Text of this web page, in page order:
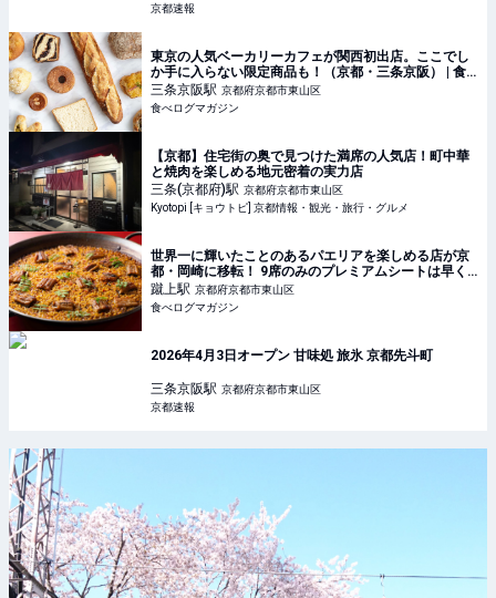
京都速報
東京の人気ベーカリーカフェが関西初出店。ここでし
か手に入らない限定商品も！（京都・三条京阪） | 食
べログマガジン
三条京阪駅 京都府京都市東山区
食べログマガジン
【京都】住宅街の奥で見つけた満席の人気店！町中華
と焼肉を楽しめる地元密着の実力店
三条(京都府)駅 京都府京都市東山区
Kyotopi [キョウトピ] 京都情報・観光・旅行・グルメ
世界一に輝いたことのあるパエリアを楽しめる店が京
都・岡崎に移転！ 9席のみのプレミアムシートは早く
も激戦に！ | 食べログマガジン
蹴上駅 京都府京都市東山区
食べログマガジン
2026年4月3日オープン 甘味処 旅氷 京都先斗町
三条京阪駅 京都府京都市東山区
京都速報